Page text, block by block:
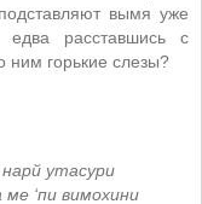
вымя уже
расставшись с
ним горькие слезы?
утасури
‘пи вимохини